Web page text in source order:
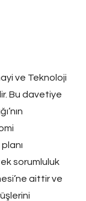
ve Teknoloji
Bu davetiye
sorumluluk
aittir ve